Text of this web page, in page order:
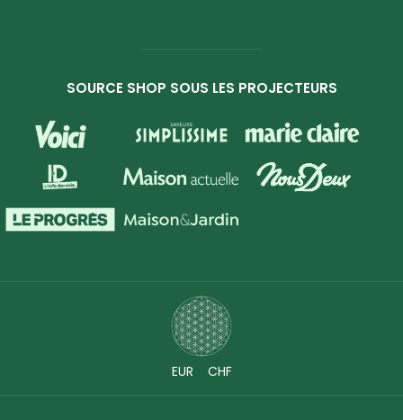
SOURCE SHOP SOUS LES PROJECTEURS
EUR CHF